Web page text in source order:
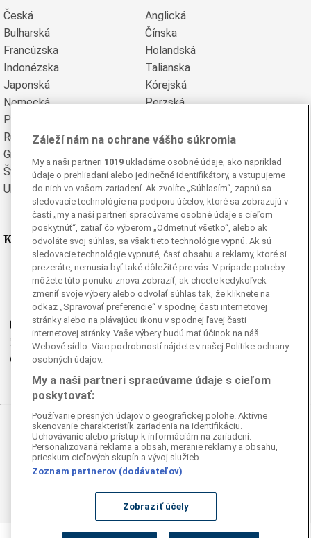
Česká
Anglická
Bulharská
Čínska
Francúzska
Holandská
Indonézska
Talianska
Japonská
Kórejská
Nemecká
Perzská
Poľská
Rumunská
Ruská
Grécka
Švédska
Turecká
Ukrajinská
Vietnamská
Kde nás nájdete
Facebook
Instagram
Ganjing
Youtube
Twitter
Telegram
RSS
© 2026 Epoch Times Slovensko
Všetky práva vyhradené. Publikovanie alebo ďalšie šírenie
správ a fotografií zo zdrojov TASR je bez
Záleží nám na ochrane vášho súkromia
My a naši partneri 1019 ukladáme osobné údaje, ako napríklad
údaje o prehliadaní alebo jedinečné identifikátory, a vstupujeme
do nich vo vašom zariadení. Ak zvolíte „Súhlasím“, zapnú sa
sledovacie technológie na podporu účelov, ktoré sa zobrazujú v
časti „my a naši partneri spracúvame osobné údaje s cieľom
poskytnúť“, zatiaľ čo výberom „Odmetnuť všetko“, alebo ak
odvoláte svoj súhlas, sa však tieto technológie vypnú. Ak sú
sledovacie technológie vypnuté, časť obsahu a reklamy, ktoré si
prezeráte, nemusia byť také dôležité pre vás. V prípade potreby
môžete túto ponuku znova zobraziť, ak chcete kedykoľvek
zmeniť svoje výbery alebo odvolať súhlas tak, že kliknete na
odkaz „Spravovať preferencie“ v spodnej časti internetovej
stránky alebo na plávajúcu ikonu v spodnej ľavej časti
internetovej stránky. Vaše výbery budú mať účinok na náš
Webové sídlo. Viac podrobností nájdete v našej Politike ochrany
osobných údajov.
My a naši partneri spracúvame údaje s cieľom
poskytovať:
Používanie presných údajov o geografickej polohe. Aktívne
skenovanie charakteristík zariadenia na identifikáciu.
Uchovávanie alebo prístup k informáciám na zariadení.
Personalizovaná reklama a obsah, meranie reklamy a obsahu,
prieskum cieľových skupín a vývoj služieb.
Zoznam partnerov (dodávateľov)
Zobraziť účely